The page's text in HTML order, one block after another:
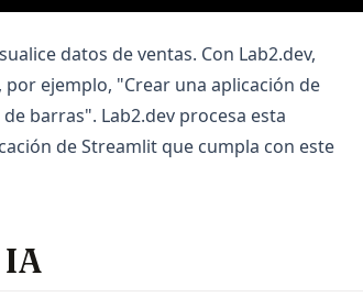
datos de ventas. Con Lab2.dev,
ejemplo, "Crear una aplicación de
barras". Lab2.dev procesa esta
de Streamlit que cumpla con este
IA